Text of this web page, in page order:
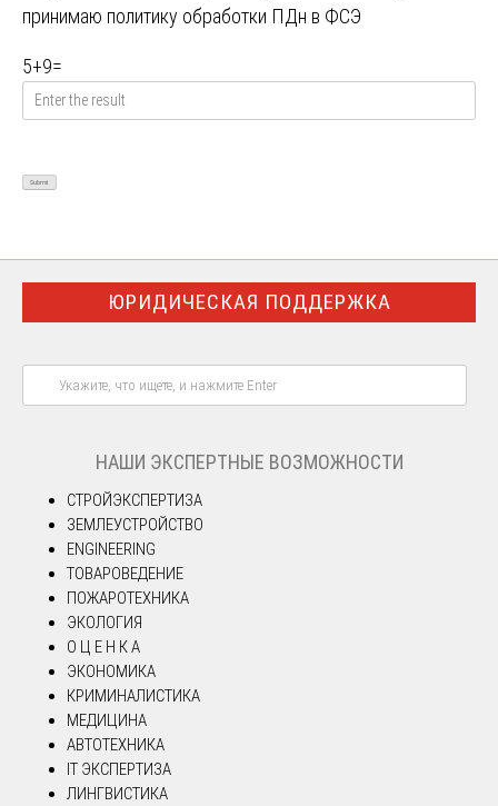
принимаю политику обработки ПДн в ФСЭ
5+9=
ЮРИДИЧЕСКАЯ ПОДДЕРЖКА
НАШИ ЭКСПЕРТНЫЕ ВОЗМОЖНОСТИ
СТРОЙЭКСПЕРТИЗА
ЗЕМЛЕУСТРОЙСТВО
ENGINEERING
ТОВАРОВЕДЕНИЕ
ПОЖАРОТЕХНИКА
ЭКОЛОГИЯ
О Ц Е Н К А
ЭКОНОМИКА
КРИМИНАЛИСТИКА
МЕДИЦИНА
АВТОТЕХНИКА
IT ЭКСПЕРТИЗА
ЛИНГВИСТИКА